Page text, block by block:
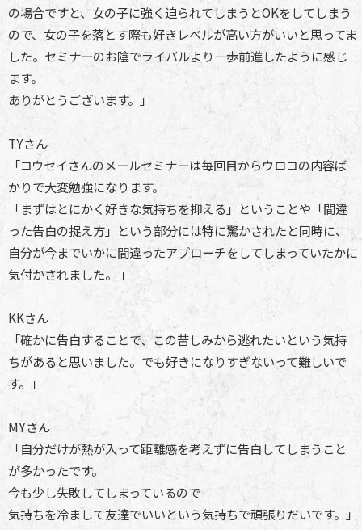
の場合ですと、女の子に強く迫られてしまうとOKをしてしまう
ので、女の子を落とす際も好きレベルが高い方がいいと思ってま
した。セミナーのお陰でライバルより一歩前進したように感じ
ます。
ありがとうございます。」
TYさん
「コウセイさんのメールセミナーは毎回目からウロコの内容ば
かりで大変勉強になります。
「まずはとにかく好きな気持ちを抑える」ということや「間違
った告白の捉え方」という部分には特に驚かされたと同時に、
自分が今までいかに間違ったアプローチをしてしまっていたかに
気付かされました。 」
KKさん
「確かに告白することで、この苦しみから逃れたいという気持
ちがあると思いました。でも好きになりすぎないって難しいで
す。」
MYさん
「自分だけが熱が入って距離感を考えずに告白してしまうこと
が多かったです。
今も少し失敗してしまっているので
気持ちを冷まして友達でいいという気持ちで頑張りだいです。」